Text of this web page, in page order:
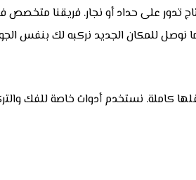
تدور على حداد أو نجار. فريقنا
نوصل للمكان الجديد نركبه لك بنفس
كاملة. نستخدم أدوات خاصة للفك